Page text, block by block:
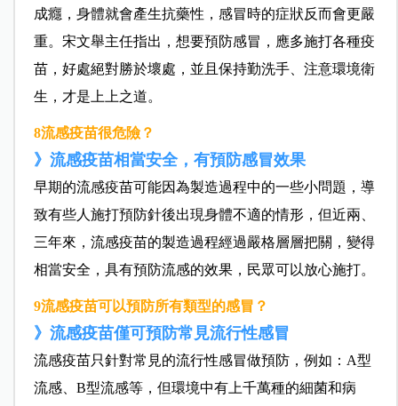
成癮，身體就會產生抗藥性，感冒時的症狀反而會更嚴
重。宋文舉主任指出，想要預防感冒，應多施打各種疫
苗，好處絕對勝於壞處，並且保持勤洗手、注意環境衛
生，才是上上之道。
8流感疫苗很危險？
》流感疫苗相當安全，有預防感冒效果
早期的流感疫苗可能因為製造過程中的一些小問題，導
致有些人施打預防針後出現身體不適的情形，但近兩、
三年來，流感疫苗的製造過程經過嚴格層層把關，變得
相當安全，具有預防流感的效果，民眾可以放心施打。
9流感疫苗可以預防所有類型的感冒？
》流感疫苗僅可預防常見流行性感冒
流感疫苗只針對常見的流行性感冒做預防，例如：A型
流感、B型流感等，但環境中有上千萬種的細菌和病